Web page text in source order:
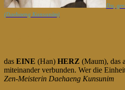
Du,
(Daehaeng Kunsunim)
das EINE (Han) HERZ (Maum), das
miteinander verbunden. Wer die
Zen-Meisterin Daehaeng Kunsunim